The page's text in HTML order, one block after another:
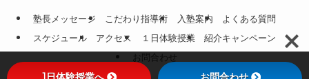
塾長メッセージ こだわり指導術 入塾案内
よくある質問
スケジュール
アクセス １日体験授業
紹介キャンペーン
お問合わせ